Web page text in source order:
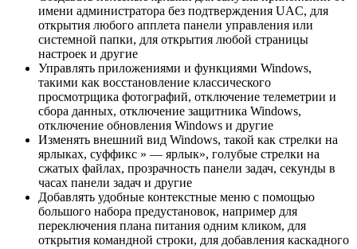
имени администратора без подтверждения UAC, для
открытия любого апплета панели управления или
системной папки, для открытия любой страницы
настроек и другие
Управлять приложениями и функциями Windows,
такими как восстановление классического
просмотрщика фотографий, отключение телеметрии и
сбора данных, отключение защитника Windows,
отключение обновления Windows и другие
Изменять внешний вид Windows, такой как стрелки на
ярлыках, суффикс » — ярлык», голубые стрелки на
сжатых файлах, прозрачность панели задач, секунды в
часах панели задач и другие
Добавлять удобные контекстные меню с помощью
большого набора предустановок, например для
переключения плана питания одним кликом, для
открытия командной строки, для добавления каскадного